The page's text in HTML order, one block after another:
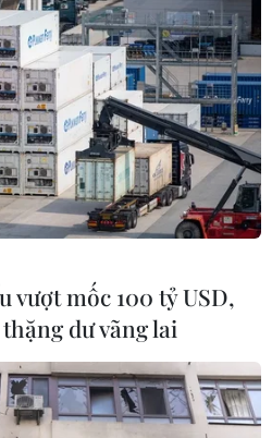
MỤC
vượt mốc 100 tỷ USD,
dư vãng lai